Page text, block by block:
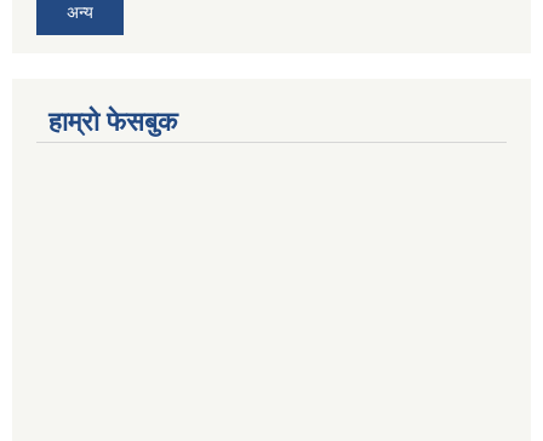
अन्य
हाम्रो फेसबुक